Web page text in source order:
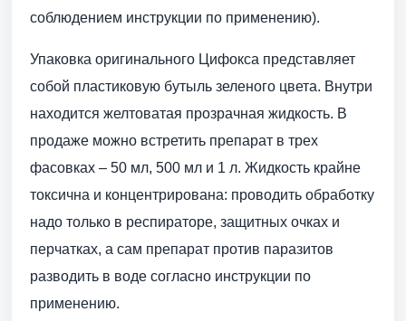
соблюдением инструкции по применению).
Упаковка оригинального Цифокса представляет
собой пластиковую бутыль зеленого цвета. Внутри
находится желтоватая прозрачная жидкость. В
продаже можно встретить препарат в трех
фасовках – 50 мл, 500 мл и 1 л. Жидкость крайне
токсична и концентрирована: проводить обработку
надо только в респираторе, защитных очках и
перчатках, а сам препарат против паразитов
разводить в воде согласно инструкции по
применению.